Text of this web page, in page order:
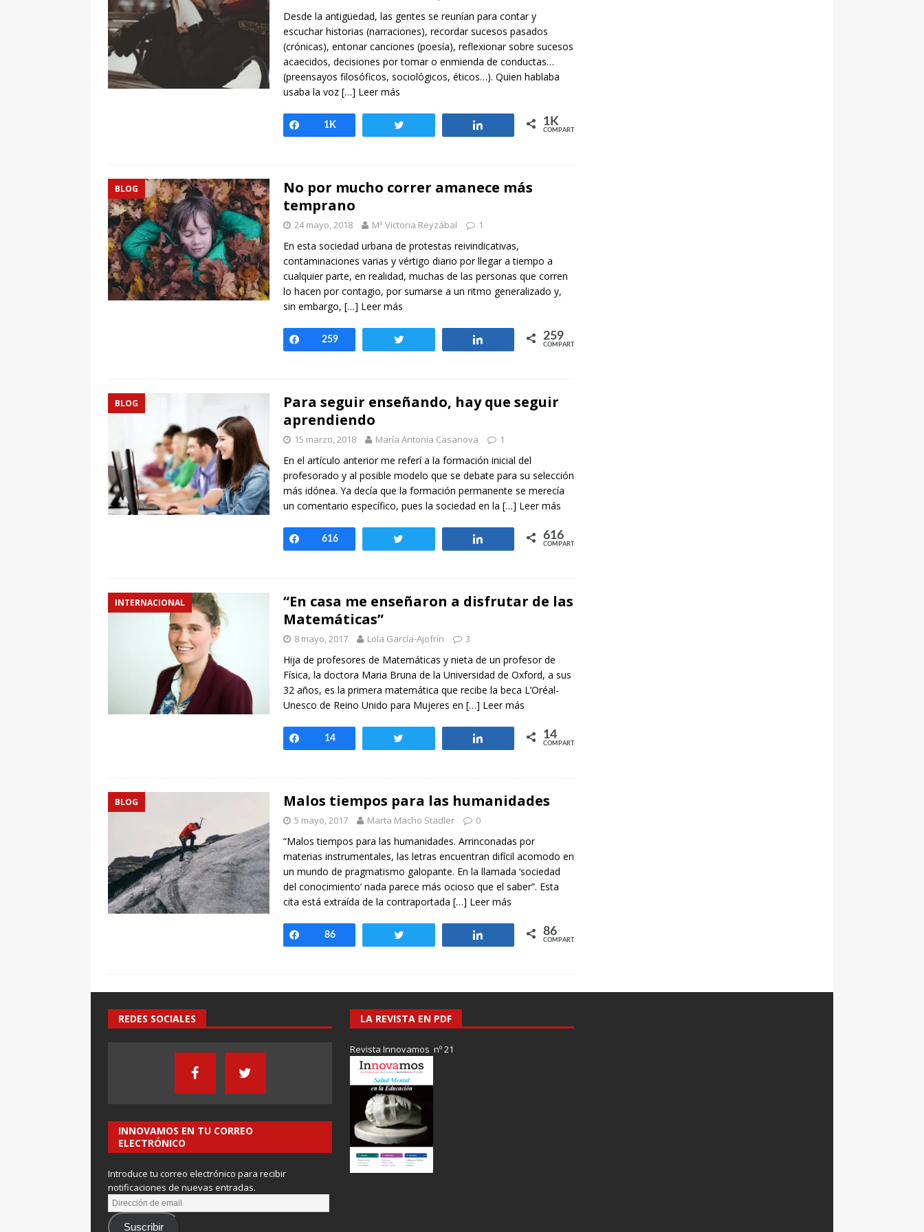
[ 7 enero, 2025 ]
Imaginar otros mundos es posible: Tertulias entre familiares en la Escuela
Primaria Prof. Heliodoro Ruiz Castillo
EVIDENCIAS
Desde la antigüedad, las gentes se reunían para contar y
escuchar historias (narraciones), recordar sucesos pasados
(crónicas), entonar canciones (poesía), reflexionar sobre sucesos
acaecidos, decisiones por tomar o enmienda de conductas…
(preensayos filosóficos, sociológicos, éticos…). Quien hablaba
usaba la voz […] Leer más
Compartir
1K Compartir 1K
COMPARTIR
BLOG
No por mucho correr amanece más
temprano
24 mayo, 2018 Mª Victoria Reyzábal 1
En esta sociedad urbana de protestas reivindicativas,
contaminaciones varias y vértigo diario por llegar a tiempo a
cualquier parte, en realidad, muchas de las personas que corren
lo hacen por contagio, por sumarse a un ritmo generalizado y,
sin embargo, […] Leer más
Compartir
259 Compartir 259
COMPARTIR
BLOG
Para seguir enseñando, hay que seguir
aprendiendo
15 marzo, 2018 María Antonia Casanova 1
En el artículo anterior me referí a la formación inicial del
profesorado y al posible modelo que se debate para su selección
más idónea. Ya decía que la formación permanente se merecía
un comentario específico, pues la sociedad en la […] Leer más
Compartir
616 Compartir 616
COMPARTIR
INTERNACIONAL
“En casa me enseñaron a disfrutar de las
Matemáticas”
8 mayo, 2017 Lola García-Ajofrín 3
Hija de profesores de Matemáticas y nieta de un profesor de
Física, la doctora Maria Bruna de la Universidad de Oxford, a sus
32 años, es la primera matemática que recibe la beca L’Oréal-
Unesco de Reino Unido para Mujeres en […] Leer más
Compartir
14 Compartir 14
COMPARTIR
BLOG Malos tiempos para las humanidades
5 mayo, 2017 Marta Macho Stadler 0
“Malos tiempos para las humanidades. Arrinconadas por
materias instrumentales, las letras encuentran difícil acomodo en
un mundo de pragmatismo galopante. En la llamada ‘sociedad
del conocimiento’ nada parece más ocioso que el saber”. Esta
cita está extraída de la contraportada […] Leer más
Compartir
86 Compartir 86
COMPARTIR
REDES SOCIALES
INNOVAMOS EN TU CORREO
ELECTRÓNICO
Introduce tu correo electrónico para recibir
notificaciones de nuevas entradas.
Suscribir
LA REVISTA EN PDF
Revista Innovamos nº 21